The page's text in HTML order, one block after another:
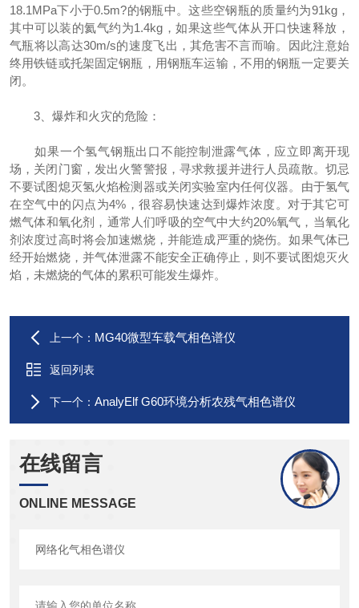
18.1MPa下小于0.5m?的钢瓶中。这些空钢瓶的质量约为91kg，
其中可以装的氦气约为1.4kg，如果这些气体从开口快速释放，
气瓶将以高达30m/s的速度飞出，其危害不言而喻。因此注意始
终用铁链或托架固定钢瓶，用钢瓶车运输，不用的钢瓶一定要关
闭。
3、爆炸和火灾的危险：
如果一个氢气钢瓶出口不能控制泄露气体，应立即离开现
场，关闭门窗，发出火警警报，寻求救援并进行人员疏散。切忌
不要试图熄灭氢火焰检测器或关闭实验室内任何仪器。由于氢气
在空气中的闪点为4%，很容易快速达到爆炸浓度。对于其它可
燃气体和氧化剂，通常人们呼吸的空气中大约20%氧气，当氧化
剂浓度过高时将会加速燃烧，并能造成严重的烧伤。如果气体已
经开始燃烧，并气体泄露不能安全正确停止，则不要试图熄灭火
焰，未燃烧的气体的累积可能发生爆炸。
上一个： MG40微型车载气相色谱仪
返回列表
下一个： AnalyElf G60环境分析农残气相色谱仪
在线留言
ONLINE MESSAGE